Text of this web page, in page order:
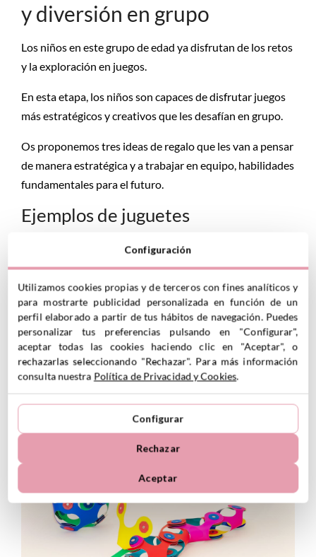
y diversión en grupo
Los niños en este grupo de edad ya disfrutan de los retos
y la exploración en juegos.
En esta etapa, los niños son capaces de disfrutar juegos
más estratégicos y creativos que les desafían en grupo.
Os proponemos tres ideas de regalo que les van a pensar
de manera estratégica y a trabajar en equipo, habilidades
fundamentales para el futuro.
Ejemplos de juguetes
recomendados para niños de 7 a 9
años
Juegos de mesa:son una introducción divertida a la
socialización, enseñándoles a seguir reglas y esperar
turnos.Estos juegoste garantizan horas de diversión
en familia y con amigos.
Kits de ciencia y robótica:los juguetesSTEM
problemas y creatividad.
Configuración
Utilizamos cookies propias y de terceros con fines analíticos y
para mostrarte publicidad personalizada en función de un
perfil elaborado a partir de tus hábitos de navegación. Puedes
personalizar tus preferencias pulsando en "Configurar",
aceptar todas las cookies haciendo clic en "Aceptar", o
rechazarlas seleccionando "Rechazar". Para más información
consulta nuestra Política de Privacidad y Cookies.
Configurar
Rechazar
Aceptar